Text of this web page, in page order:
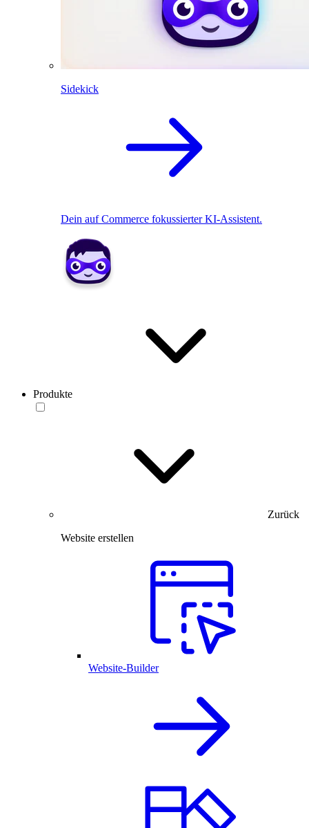
Sidekick
Dein auf Commerce fokussierter KI-Assistent.
Produkte
Zurück
Website erstellen
Website-Builder